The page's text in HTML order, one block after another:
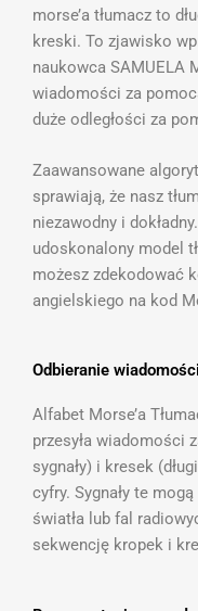
morse’a tłumacz to
kreski. To zjawisko
naukowca SAMUELA
wiadomości za
duże odległości za
Zaawansowane
sprawiają, że nasz
niezawodny i
udoskonalony model
możesz zdekodować
angielskiego na kod
Odbieranie wiadomości
Alfabet Morse’a
przesyła wiadomości
sygnały) i kresek
cyfry. Sygnały te
światła lub fal
sekwencję kropek i